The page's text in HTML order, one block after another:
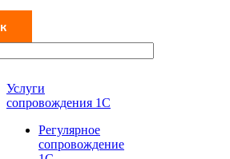
Услуги
сопровождения 1С
Регулярное
сопровождение